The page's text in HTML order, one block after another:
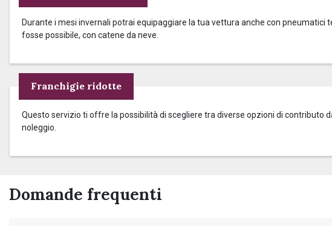
Durante i mesi invernali potrai equipaggiare la tua vettura anche con
fosse possibile, con catene da neve.
Franchigie ridotte
Questo servizio ti offre la possibilità di scegliere tra diverse opzioni di contributo
noleggio.
Domande frequenti